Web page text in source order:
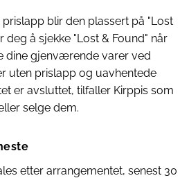
prislapp blir den plassert på "Lost
deg å sjekke "Lost & Found" når
dine gjenværende varer ved
uten prislapp og uavhentede
er avsluttet, tilfaller Kirppis som
selge dem.
etter arrangementet, senest 30